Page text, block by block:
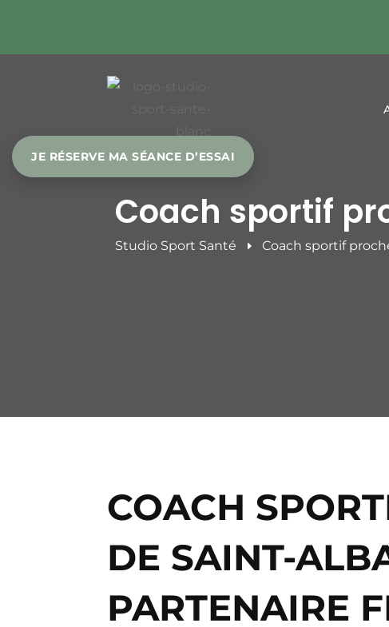
Coach sportif
Studio Sport Santé E Coach sportif
COACH
DE SAINT-
PARTENAIRE
JE RÉSERVE MA SÉANCE D’ESSAI